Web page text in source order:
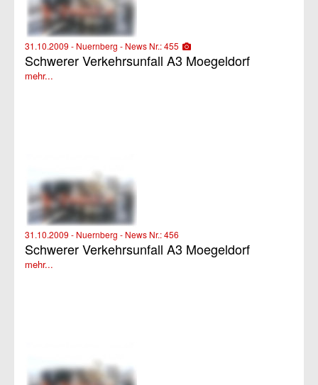
31.10.2009 - Nuernberg - News Nr.: 455
Schwerer Verkehrsunfall A3 Moegeldorf
mehr...
31.10.2009 - Nuernberg - News Nr.: 456
Schwerer Verkehrsunfall A3 Moegeldorf
mehr...